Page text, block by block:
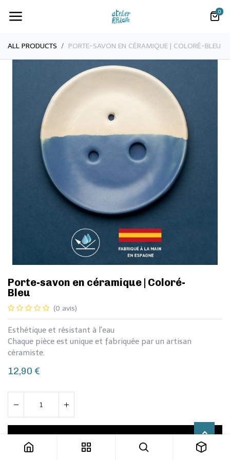
0
ALL PRODUCTS PORTE-SAVON EN CÉRAMIQUE | COLORÉ-BLEU
Porte-savon en céramique | Coloré-
Bleu
(0 avis)
Esthétique et résistant à l'eau
Chaque pièce est unique et fabriquée par un artisan
céramiste.
12,90 €